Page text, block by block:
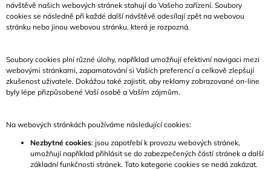
návštěvě našich webových stránek stahují do Vašeho zařízení. Soubory
cookies se následně při každé další návštěvě odesílají zpět na webovou
stránku nebo jinou webovou stránku, která je rozpozná.
Soubory cookies plní různé úlohy, například umožňují efektivní navigaci mezi
webovými stránkami, zapamatování si Vašich preferencí a celkově zlepšují
zkušenost uživatele. Dokážou také zajistit, aby reklamy zobrazované on-line
byly lépe přizpůsobené Vaší osobě a Vaším zájmům.
Na webových stránkách používáme následující cookies:
Nezbytné cookies: jsou zapotřebí k provozu webových stránek,
umožňují například přihlásit se do zabezpečených částí stránek a další
základní funkčnosti stránek. Tato kategorie cookies se nedá zakázat.